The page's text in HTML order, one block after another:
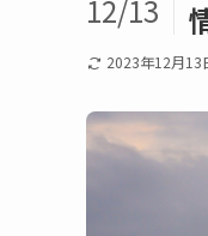
12/13
2023年12月13